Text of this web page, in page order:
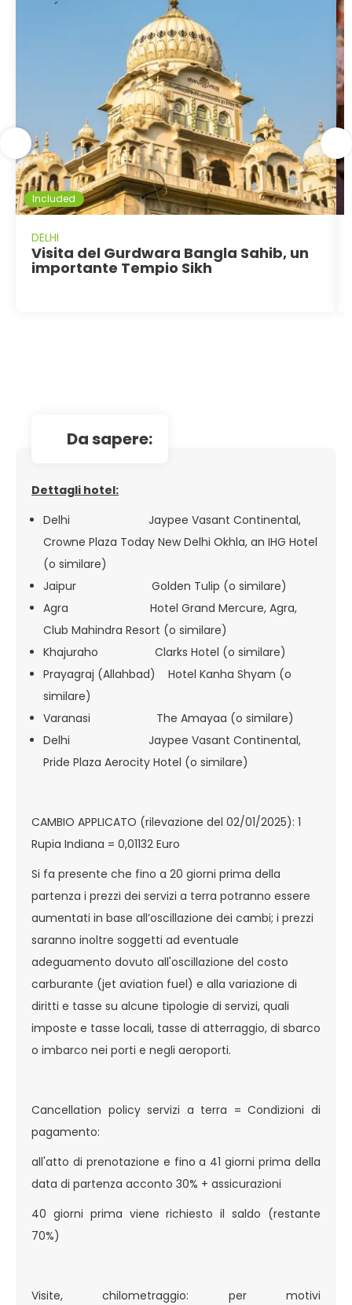
Included
DELHI
Visita del Gurdwara Bangla Sahib, un
importante Tempio Sikh
da sapere:
Dettagli hotel:
Delhi Jaypee Vasant Continental,
Crowne Plaza Today New Delhi Okhla, an IHG Hotel
(o similare)
Jaipur Golden Tulip (o similare)
Agra Hotel Grand Mercure, Agra,
Club Mahindra Resort (o similare)
Khajuraho Clarks Hotel (o similare)
Prayagraj (Allahbad) Hotel Kanha Shyam (o
similare)
Varanasi The Amayaa (o similare)
Delhi Jaypee Vasant Continental,
Pride Plaza Aerocity Hotel (o similare)
CAMBIO APPLICATO (rilevazione del 02/01/2025): 1
Rupia Indiana = 0,01132 Euro
Si fa presente che fino a 20 giorni prima della
partenza i prezzi dei servizi a terra potranno essere
aumentati in base all’oscillazione dei cambi; i prezzi
saranno inoltre soggetti ad eventuale
adeguamento dovuto all'oscillazione del costo
carburante (jet aviation fuel) e alla variazione di
diritti e tasse su alcune tipologie di servizi, quali
imposte e tasse locali, tasse di atterraggio, di sbarco
o imbarco nei porti e negli aeroporti.
Cancellation policy servizi a terra = Condizioni di
pagamento:
all'atto di prenotazione e fino a 41 giorni prima della
data di partenza acconto 30% + assicurazioni
40 giorni prima viene richiesto il saldo (restante
70%)
Visite, chilometraggio: per motivi